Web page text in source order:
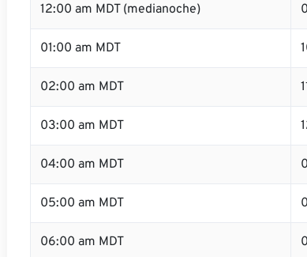
12:00 am MDT (medianoche)
01:00 am MDT
02:00 am MDT
03:00 am MDT
04:00 am MDT
05:00 am MDT
06:00 am MDT